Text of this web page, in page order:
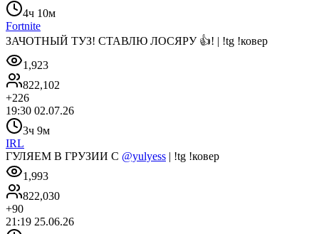
4ч 10м
Fortnite
ЗАЧОТНЫЙ ТУЗ! СТАВЛЮ ЛОСЯРУ 👍! | !tg !ковер
1,923
822,102
+226
19:30 02.07.26
3ч 9м
IRL
ГУЛЯЕМ В ГРУЗИИ С @yulyess | !tg !ковер
1,993
822,030
+90
21:19 25.06.26